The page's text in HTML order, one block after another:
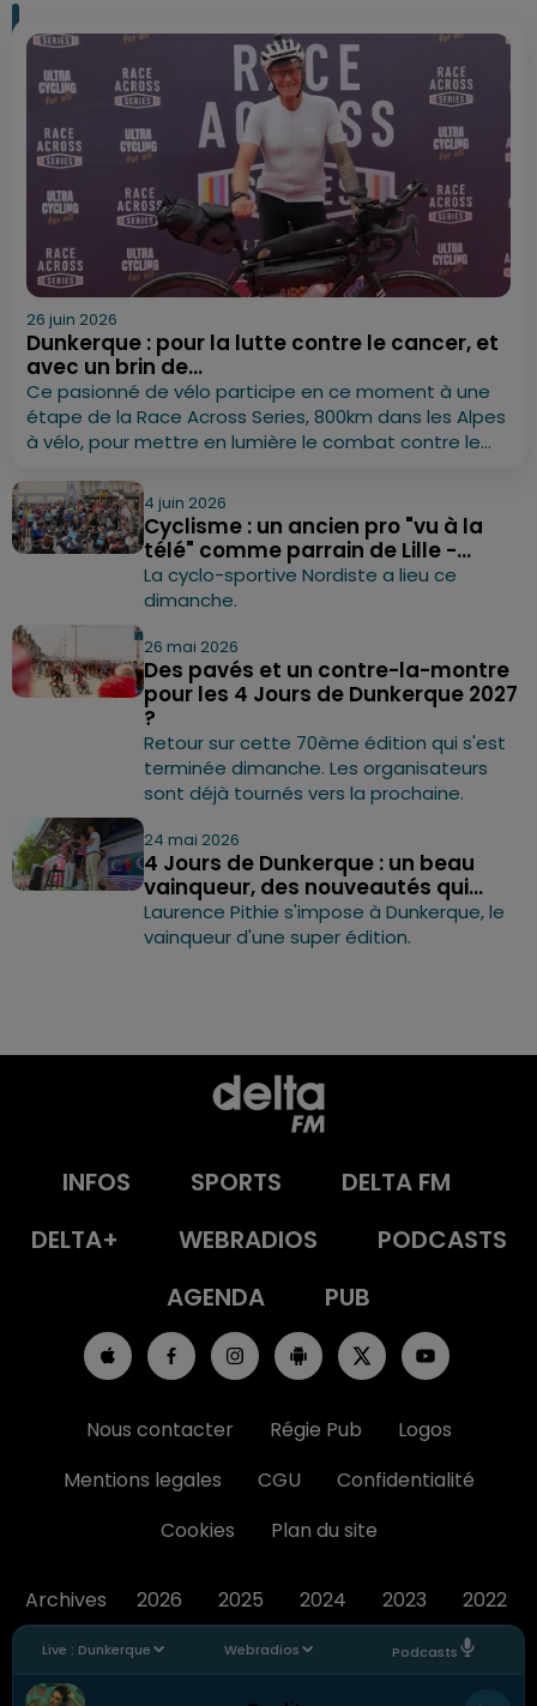
Live : Dunkerque Webradios Podcasts
26 juin 2026
Dunkerque : pour la lutte contre le cancer, et
avec un brin de...
Ce pasionné de vélo participe en ce moment à une
étape de la Race Across Series, 800km dans les Alpes
à vélo, pour mettre en lumière le combat contre le...
4 juin 2026
Cyclisme : un ancien pro "vu à la
télé" comme parrain de Lille -...
La cyclo-sportive Nordiste a lieu ce
dimanche.
26 mai 2026
Des pavés et un contre-la-montre
pour les 4 Jours de Dunkerque 2027
?
Retour sur cette 70ème édition qui s'est
terminée dimanche. Les organisateurs
sont déjà tournés vers la prochaine.
24 mai 2026
4 Jours de Dunkerque : un beau
vainqueur, des nouveautés qui...
Laurence Pithie s'impose à Dunkerque, le
vainqueur d'une super édition.
INFOS SPORTS
DELTA FM
DELTA+
WEBRADIOS
PODCASTS
AGENDA
PUB
Nous contacter Régie Pub
Logos
Mentions legales
CGU
Confidentialité
Cookies
Plan du site
Archives 2026 2025 2024 2023 2022